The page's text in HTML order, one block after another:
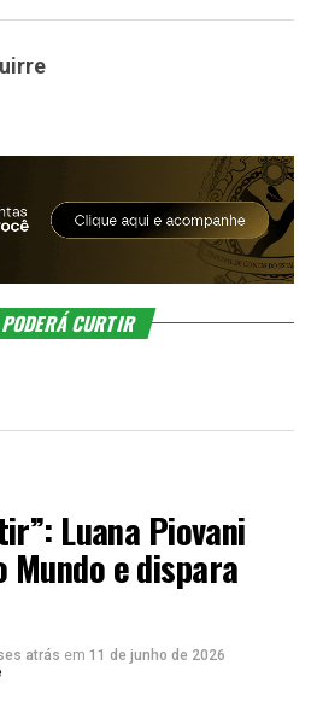
PODERÁ CURTIR
Luana Piovani
Mundo e dispara
atrás em 11 de junho de 2026